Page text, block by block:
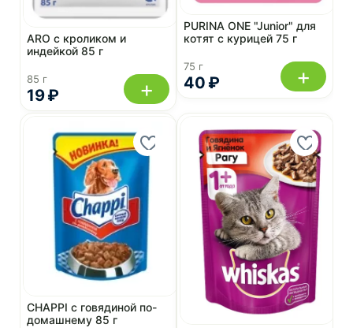
19 ₽
ARO с кроликом и
индейкой 85 г
85 г + 40 ₽
PURINA ONE "Junior" для
котят c курицей 75 г
75 г +
CHAPPI с говядиной по-
домашнему 85 г